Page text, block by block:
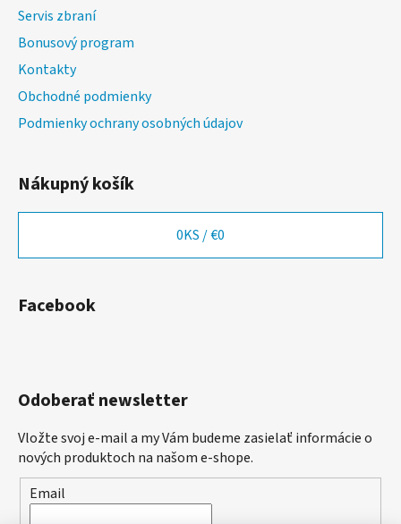
Servis zbraní
Bonusový program
Kontakty
Obchodné podmienky
Podmienky ochrany osobných údajov
Nákupný košík
0KS /€0
Facebook
Odoberať newsletter
Vložte svoj e-mail a my Vám budeme zasielať informácie o
nových produktoch na našom e-shope.
Email